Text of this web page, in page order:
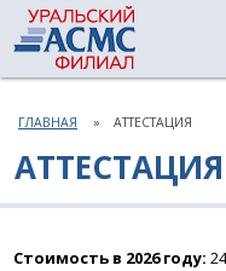
ГЛАВНАЯ АТТЕСТАЦИЯ
АТТЕСТАЦИЯ
Стоимость в 2026 году: